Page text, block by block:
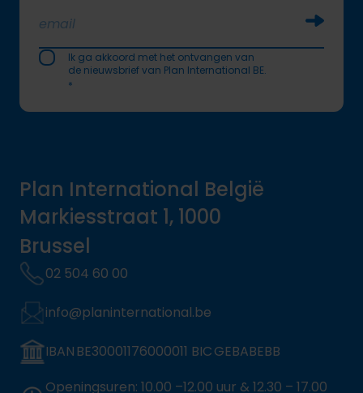
Ik ga akkoord met het ontvangen van
de nieuwsbrief van Plan International BE.
*
Plan International België
Markiesstraat 1, 1000
Brussel
02 504 60 00
info@planinternational.be
IBAN BE30001176000011 BIC GEBABEBB
Openingsuren: 10.00 –12.00 uur & 12.30 – 17.00